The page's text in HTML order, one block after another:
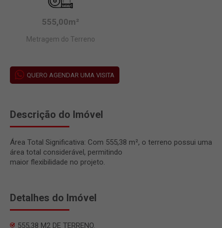
555,00m²
Metragem do Terreno
QUERO AGENDAR UMA VISITA
Descrição do Imóvel
Área Total Significativa: Com 555,38 m², o terreno possui uma
área total considerável, permitindo
maior flexibilidade no projeto.
Detalhes do Imóvel
555,38 M2 DE TERRENO.